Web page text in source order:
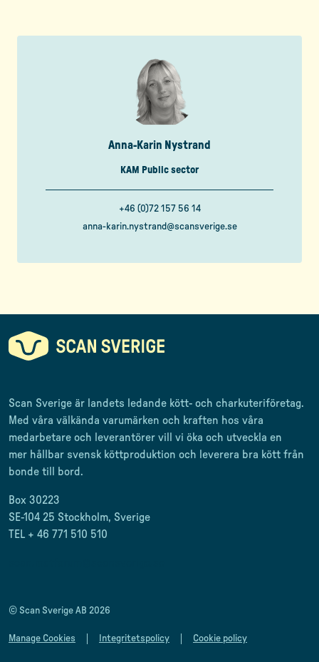
Anna-Karin Nystrand
KAM Public sector
+46 (0)72 157 56 14
anna-karin.nystrand@scansverige.se
Scan Sverige är landets ledande kött- och charkuteriföretag.
Med våra välkända varumärken och kraften hos våra
medarbetare och leverantörer vill vi öka och utveckla en
mer hållbar svensk köttproduktion och leverera bra kött från
bonde till
bord.
Box 30223
SE-104 25 Stockholm, Sverige
TEL + 46 771 510 510
© Scan Sverige AB 2026
Manage Cookies Integritetspolicy Cookie policy